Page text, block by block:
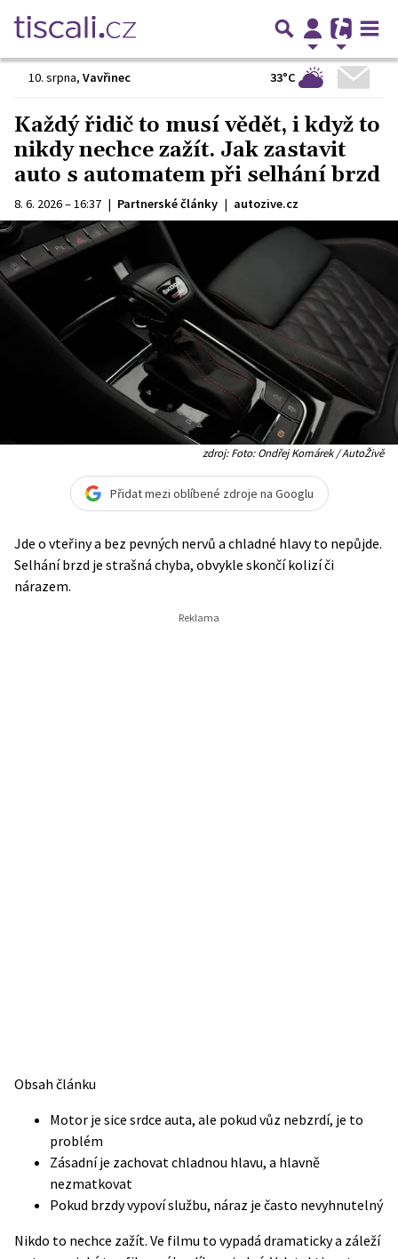
10. srpna, Vavřinec 33°C
Každý řidič to musí vědět, i když to
nikdy nechce zažít. Jak zastavit
auto s automatem při selhání brzd
8. 6. 2026 – 16:37 | Partnerské články | autozive.cz
zdroj: Foto: Ondřej Komárek / AutoŽivě
Přidat mezi oblíbené zdroje na Googlu
Jde o vteřiny a bez pevných nervů a chladné hlavy to nepůjde.
Selhání brzd je strašná chyba, obvykle skončí kolizí či
nárazem.
Obsah článku
Motor je sice srdce auta, ale pokud vůz nebzrdí, je to
problém
Zásadní je zachovat chladnou hlavu, a hlavně
nezmatkovat
Pokud brzdy vypoví službu, náraz je často nevyhnutelný
Nikdo to nechce zažít. Ve filmu to vypadá dramaticky a záleží